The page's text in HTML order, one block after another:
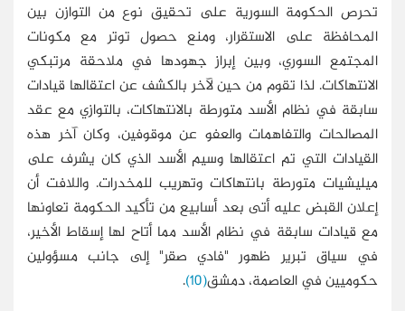
تحرص الحكومة السورية على تحقيق نوع من التوازن بين
المحافظة على الاستقرار، ومنع حصول توتر مع مكونات
المجتمع السوري، وبين إبراز جهودها في ملاحقة مرتبكي
الانتهاكات. لذا تقوم من حين لآخر بالكشف عن اعتقالها قيادات
سابقة في نظام الأسد متورطة بالانتهاكات، بالتوازي مع عقد
المصالحات والتفاهمات والعفو عن موقوفين، وكان آخر هذه
القيادات التي تم اعتقالها وسيم الأسد الذي كان يشرف على
ميليشيات متورطة بانتهاكات وتهريب للمخدرات. واللافت أن
إعلان القبض عليه أتى بعد أسابيع من تأكيد الحكومة تعاونها
مع قيادات سابقة في نظام الأسد مما أتاح لها إسقاط الأخير،
في سياق تبرير ظهور "فادي صقر" إلى جانب مسؤولين
حكوميين في العاصمة، دمشق(10)
.